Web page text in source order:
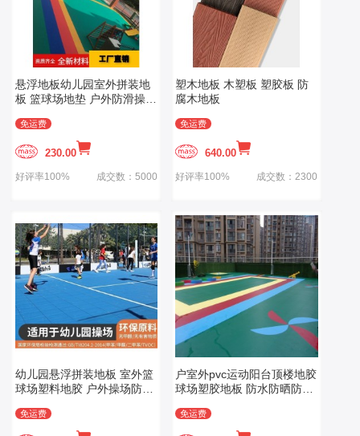
悬浮地板幼儿园室外拼装地
板 篮球场地垫 户外防滑操场
免运费
230.00
好评率100% 成交数：5000
塑木地板 木塑板 塑胶板 防
腐木地板
免运费
640.00
好评率100% 成交数：2300
幼儿园悬浮拼装地板 室外篮
球场塑料地胶 户外操场防滑
免运费
户室外pvc运动阳台顶楼地胶
球场塑胶地板 防水防晒防滑
免运费